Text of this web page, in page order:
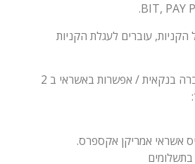
עוברים לעגלת הקניות
לתשלום במזומן / בהעברה בנקאית / אפשרות באשראי ב 2
אשראי אמריקן אקספרס.